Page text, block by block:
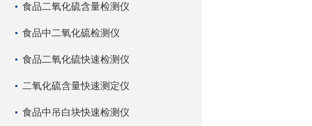
食品二氧化硫含量检测仪
食品中二氧化硫检测仪
食品二氧化硫快速检测仪
二氧化硫含量快速测定仪
食品中吊白块快速检测仪